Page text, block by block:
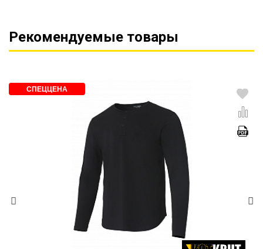
Рекомендуемые товары
СПЕЦЦЕНА